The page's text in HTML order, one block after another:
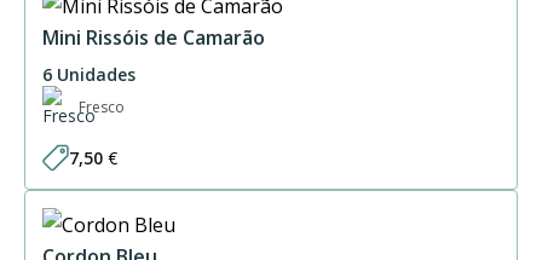
through
88,20 €
Mini Rissóis de Camarão
6 Unidades
Fresco
7,50 €